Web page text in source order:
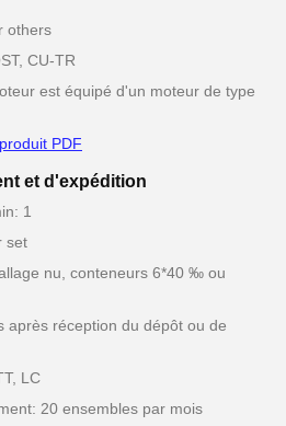
others
CU-TR
est équipé d'un moteur de type
PDF
et d'expédition
1
set
nu, conteneurs 6*40 ‰ ou
après réception du dépôt ou de
LC
20 ensembles par mois